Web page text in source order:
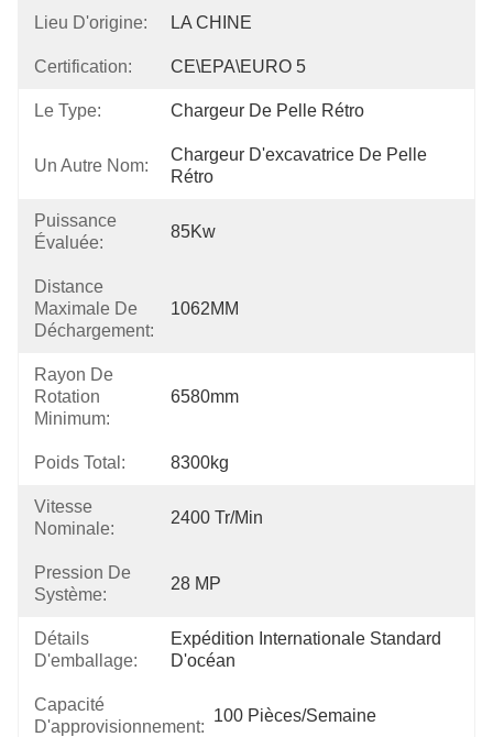
Lieu D'origine: LA CHINE
Certification: CE\EPA\EURO 5
Le Type: Chargeur De Pelle Rétro
Un Autre Nom:
Chargeur D'excavatrice De Pelle
Rétro
Puissance
Évaluée:
85Kw
Distance
Maximale De
Déchargement:
1062MM
Rayon De
Rotation
Minimum:
6580mm
Poids Total: 8300kg
Vitesse
Nominale:
2400 Tr/min
Pression De
Système:
28 MP
Détails
D'emballage:
Expédition Internationale Standard
D'océan
Capacité
D'approvisionnement:
100 Pièces/semaine